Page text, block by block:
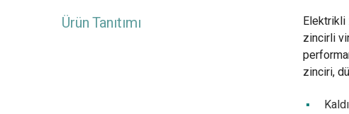
Ürün Tanıtımı
Elektrikli
zincirli
zinciri,